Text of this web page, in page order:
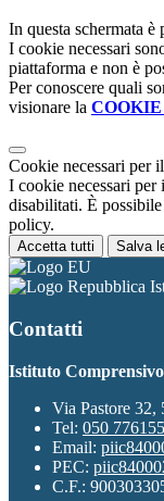
In questa schermata
I cookie necessari
piattaforma e non è
Per conoscere quali
visionare la
Cookie necessari per
I cookie necessari per
disabilitati. È
policy.
Accetta tutti Salva
Contatti
Istituto
Via Pastore 32,
Tel: 050 776155
Email:
PEC:
C.F.: